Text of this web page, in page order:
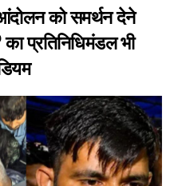
को समर्थन देने
का प्रतिनिधिमंडल भी